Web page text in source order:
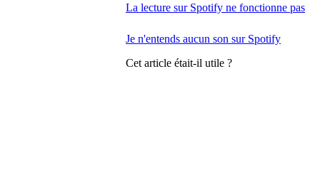
La lecture sur Spotify ne fonctionne pas
Je n'entends aucun son sur Spotify
Cet article était-il utile ?